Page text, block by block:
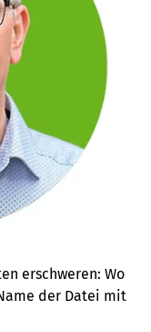
erschweren: Wo
der Datei mit